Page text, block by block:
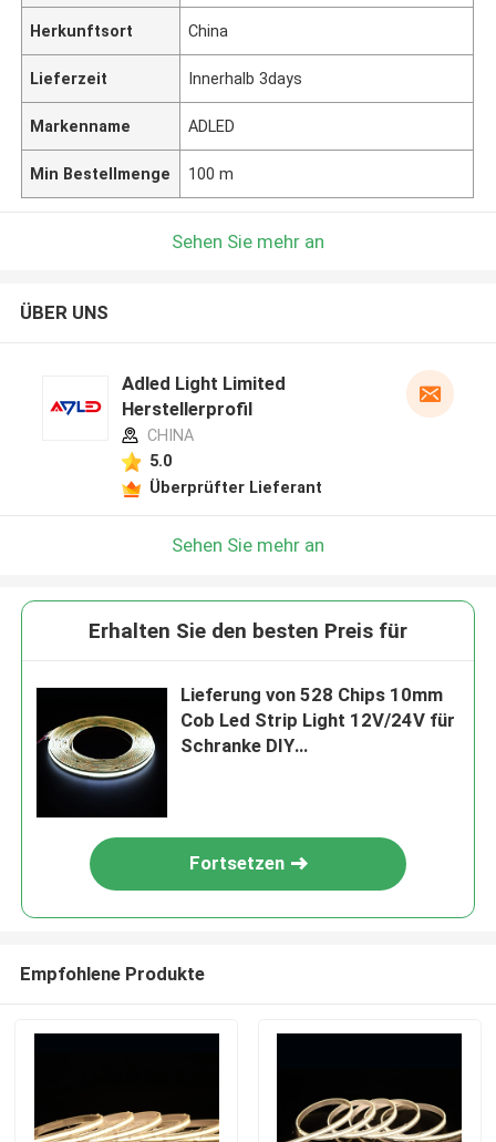
Herkunftsort China
Lieferzeit Innerhalb 3days
Markenname ADLED
Min Bestellmenge 100 m
Sehen Sie mehr an
ÜBER UNS
Adled Light Limited
Herstellerprofil
CHINA
5.0
Überprüfter Lieferant
Sehen Sie mehr an
Erhalten Sie den besten Preis für
Lieferung von 528 Chips 10mm
Cob Led Strip Light 12V/24V für
Schranke DIY
Fortsetzen
Empfohlene Produkte